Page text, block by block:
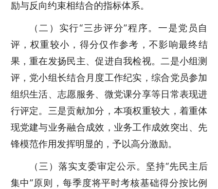
励与反向约束相结合的指标体系。
（二）实行“三步评分”程序。一是党员自
评，权重较小，得分仅作参考，不影响最终结
果，重在发扬民主、促进自我检视。二是小组测
评，党小组长结合月度工作纪实，综合党员参加
组织生活、志愿服务、微党课分享等日常表现进
行评定。三是贡献加分，本项权重较大，着重体
现党建与业务融合成效，业务工作成效突出、先
锋模范作用发挥明显的，予以高分激励。
（三）落实支委审定公示。坚持“先民主后
集中”原则，每季度将平时考核基础得分按比例